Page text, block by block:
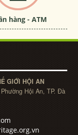
hàng - ATM
GIỚI HỘI AN
Hội An, TP. Đà